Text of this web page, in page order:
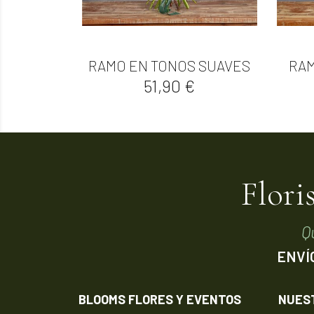
RAMO EN TONOS SUAVES
Precio
51,90 €
 Vista rápida
BLOOMS FLORES Y EVENTOS